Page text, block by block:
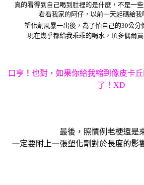
真的看得到自己喝到肚裡的是什麼，不是一
看看我家的阿仔，以前一天起碼給我
塑化劑風暴一出後，為了怕自己的30公分
現在幾乎都給我乖乖的喝水，頂多偶爾
口亨！也對，如果你給我縮到像皮卡
了！XD
最後，照慣例老梗還是
一定要附上一張塑化劑對於長度的影